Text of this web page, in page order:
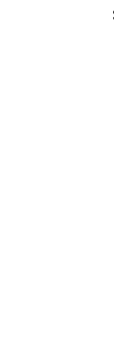
Seja bem